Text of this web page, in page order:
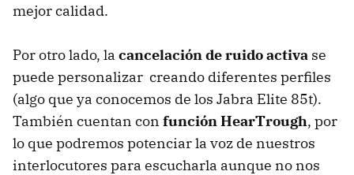
mejor calidad.
Por otro lado, la cancelación de ruido activa se
puede personalizar creando diferentes perfiles
(algo que ya conocemos de los Jabra Elite 85t).
También cuentan con función HearTrough, por
lo que podremos potenciar la voz de nuestros
interlocutores para escucharla aunque no nos